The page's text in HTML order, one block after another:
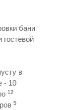
бани
гостевой
в
- 10
12
5